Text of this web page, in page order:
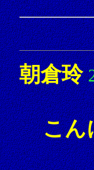
朝倉玲
こん